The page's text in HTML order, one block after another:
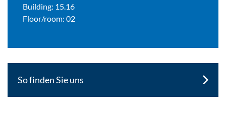
Building: 15.16
Floor/room: 02
So finden Sie uns